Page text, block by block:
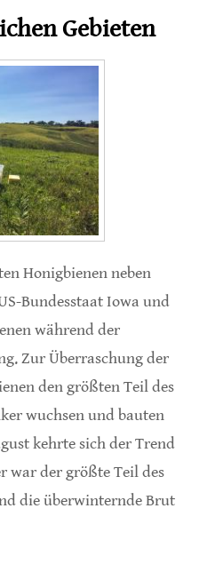
Gebieten
Honigbienen neben
Bundesstaat Iowa und
während der
Zur Überraschung der
den größten Teil des
wuchsen und bauten
kehrte sich der Trend
war der größte Teil des
die überwinternde Brut